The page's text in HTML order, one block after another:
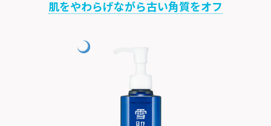
肌をやわらげながら古い角質をオフ